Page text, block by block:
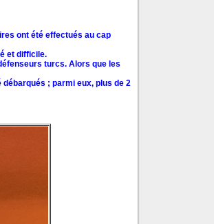
ont été effectués au cap
et difficile.
turcs. Alors que les
; parmi eux, plus de 2